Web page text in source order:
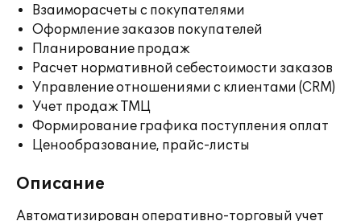
Взаиморасчеты с покупателями
Оформление заказов покупателей
Планирование продаж
Расчет нормативной себестоимости заказов
Управление отношениями с клиентами (CRM)
Учет продаж ТМЦ
Формирование графика поступления оплат
Ценообразование, прайс-листы
Описание
Автоматизирован оперативно-торговый учет